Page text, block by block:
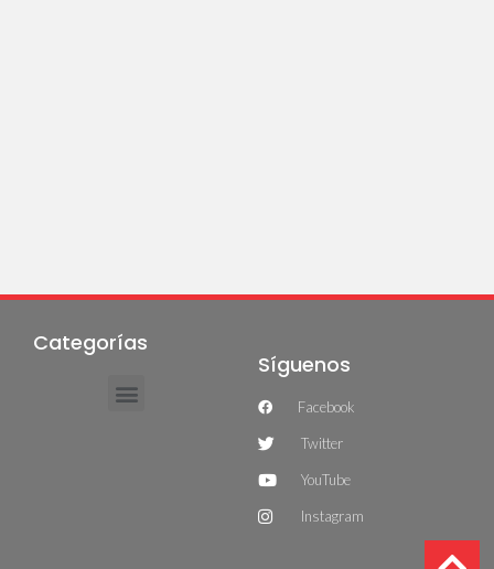
Categorías
Síguenos
Facebook
Twitter
YouTube
Instagram